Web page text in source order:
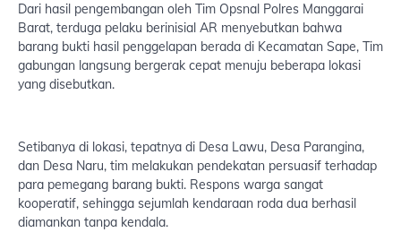
Dari hasil pengembangan oleh Tim Opsnal Polres Manggarai
Barat, terduga pelaku berinisial AR menyebutkan bahwa
barang bukti hasil penggelapan berada di Kecamatan Sape, Tim
gabungan langsung bergerak cepat menuju beberapa lokasi
yang disebutkan.
Setibanya di lokasi, tepatnya di Desa Lawu, Desa Parangina,
dan Desa Naru, tim melakukan pendekatan persuasif terhadap
para pemegang barang bukti. Respons warga sangat
kooperatif, sehingga sejumlah kendaraan roda dua berhasil
diamankan tanpa kendala.